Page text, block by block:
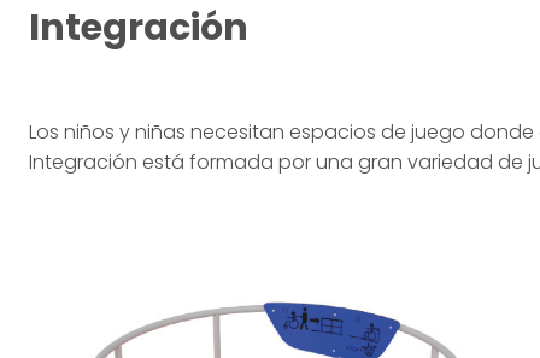
Integración
Los niños y niñas necesitan espacios de juego
Integración está formada por una gran variedad de